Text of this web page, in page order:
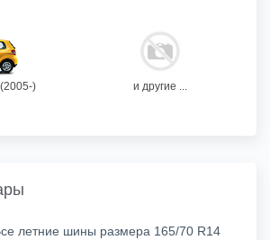
) и другие ...
летние шины размера 165/70 R14